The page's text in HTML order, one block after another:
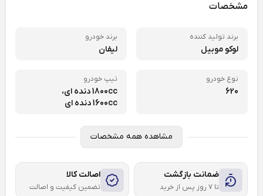
مشخصات
برند تولید کننده
لوکو موبیل
برند خودرو
لیفان
نوع خودرو
620
تیپ خودرو
1800cc دنده ای،
1600cc دنده ای
مشاهده همه مشخصات
ضمانت بازگشت
تا ۷ روز پس از خرید
اصالت کالا
تضمین کیفیت و اصالت